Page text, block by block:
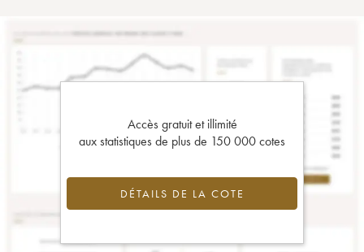
Accès gratuit et illimité
aux statistiques de plus de 150 000 cotes
DÉTAILS DE LA COTE